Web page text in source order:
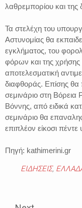
λαθρεμπορίου και της
Τα στελέχη του
Αστυνομίας θα
εγκλήματος, του
φόρων και της χρήσης
αποτελεσματική
διαφθοράς. Επίσης
σεμινάριο στη Βόρεια
Βόννης, από ειδικά
σεμινάριο θα
επιπλέον είκοσι
Πηγή: kathimerini.gr
ΕΙΔΗΣΕΙΣ,